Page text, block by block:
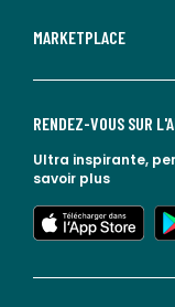
MARKETPLACE
RENDEZ-VOUS SUR
Ultra inspirante,
savoir plus
lien vers l'app store
lien vers